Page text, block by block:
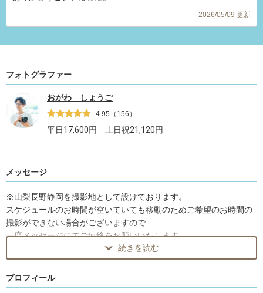
2026/05/09 更新
フォトグラファー
おがわ しょうご
4.95 （ 156 ）
平日17,600円 土日祝21,120円
メッセージ
※山梨長野静岡を撮影地として設けております。
スケジュールのお時間が空いていても移動のためご希望のお時間の
撮影ができない場合がございますので
一度メッセージにてご連絡をお願いいたします。
はじめまして！プロフィールをご覧いただきありがとうございます♪
皆様にいつまでも楽しんで見返すことのできる写真を残せるよう
に、日々撮影をしております。
続きを読む
プロフィール